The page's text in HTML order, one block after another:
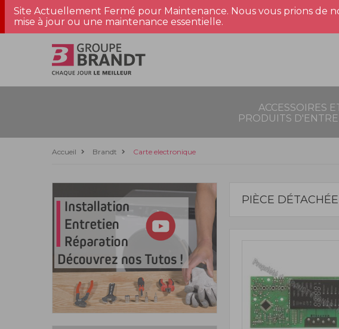
Site Actuellement Fermé pour Maintenance. Nous vous prions
mise à jour ou une maintenance essentielle.
ACCESSOIRES
PRODUITS
Accueil Brandt Carte electronique
PIÈCE DÉTACHÉE